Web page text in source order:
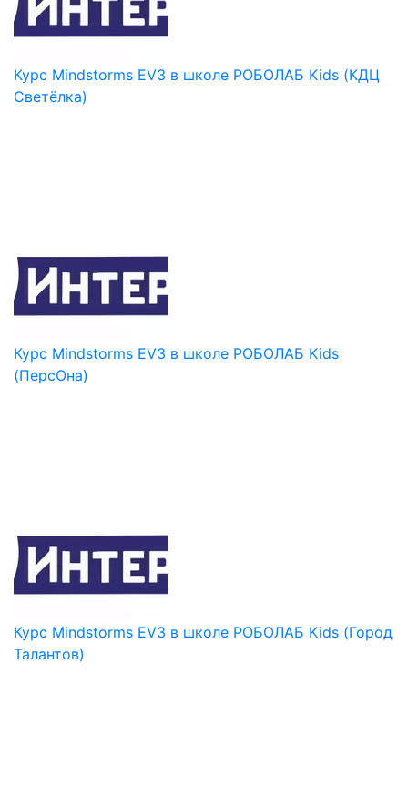
Курс Mindstorms EV3 в школе РОБОЛАБ Kids (КДЦ
Светёлка)
Курс Mindstorms EV3 в школе РОБОЛАБ Kids
(ПерсОна)
Курс Mindstorms EV3 в школе РОБОЛАБ Kids (Город
Талантов)